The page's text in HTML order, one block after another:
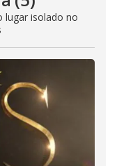
lugar isolado no